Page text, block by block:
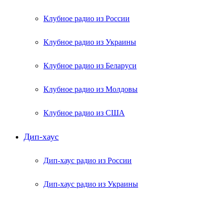
Клубное радио из России
Клубное радио из Украины
Клубное радио из Беларуси
Клубное радио из Молдовы
Клубное радио из США
Дип-хаус
Дип-хаус радио из России
Дип-хаус радио из Украины